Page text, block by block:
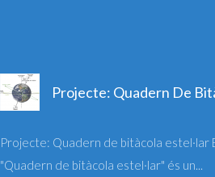
Projecte: Quadern De
Projecte: Quadern de bitàcola estel·lar
"Quadern de bitàcola estel·lar" és un...